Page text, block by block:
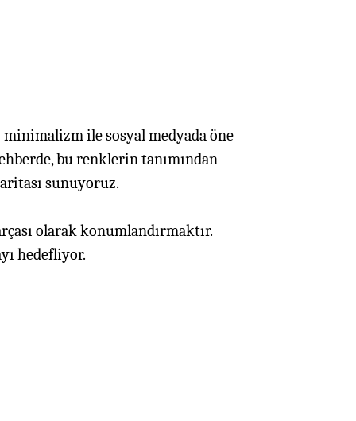
ile sosyal medyada öne
bu renklerin tanımından
sunuyoruz.
olarak konumlandırmaktır.
hedefliyor.